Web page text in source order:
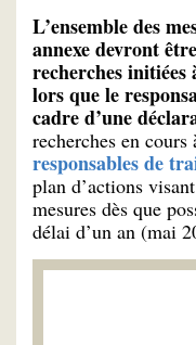
L’ensemble des
annexe devront
recherches initiées
lors que le
cadre d’une
recherches en cours
responsables de
plan d’actions
mesures dès que
délai d’un an (mai